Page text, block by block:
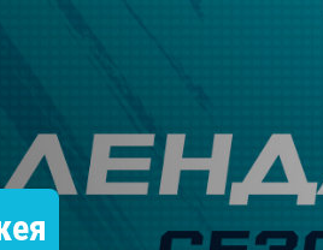
Драконы Сибирь